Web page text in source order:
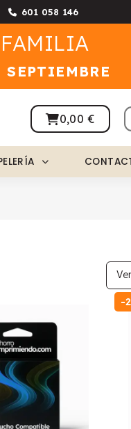
601 058 146
SEPTIEMBRE
0,00 €
-